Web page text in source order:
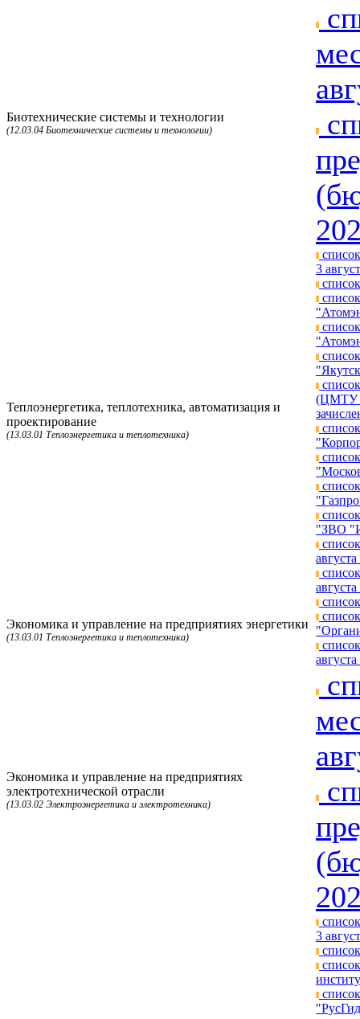
Биотехнические системы и технологии
(12.03.04 Биотехнические системы и технологии)
Теплоэнергетика, теплотехника, автоматизация и
проектирование
(13.03.01 Теплоэнергетика и теплотехника)
3
(ЦМТУ
"ЗВО
Экономика и управление на предприятиях энергетики
(13.03.01 Теплоэнергетика и теплотехника)
Экономика и управление на предприятиях
электротехнической отрасли
(13.03.02 Электроэнергетика и электротехника)
3